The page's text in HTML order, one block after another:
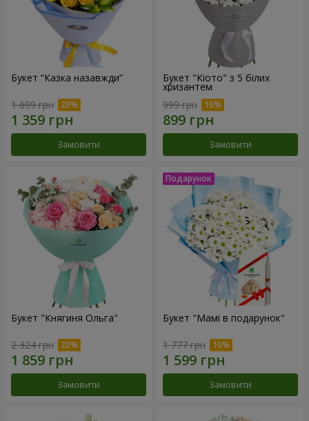
Букет “Казка назавжди”
1 699 грн
Замовити
Букет "Кіото" з 5 білих
хризантем
999 грн
Замовити
Букет "Княгиня Ольга"
2 324 грн
Замовити
Букет "Мамі в подарунок"
1 777 грн
Замовити